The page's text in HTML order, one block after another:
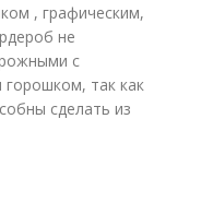
, графическим,
не
с
так как
сделать из